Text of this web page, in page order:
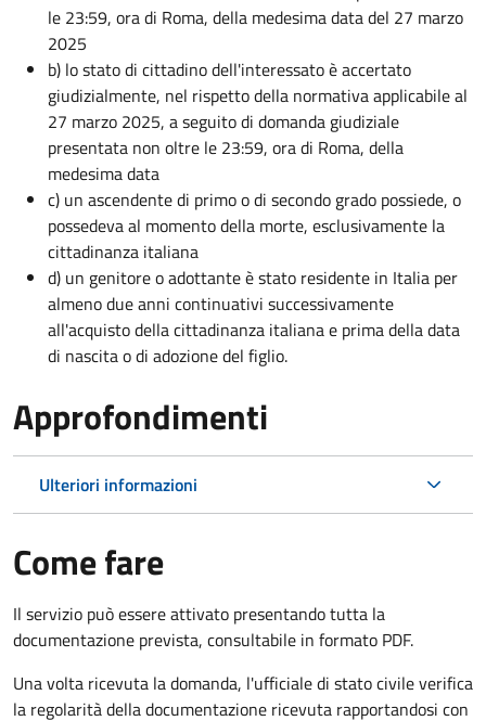
le 23:59, ora di Roma, della medesima data del 27 marzo
2025
b) lo stato di cittadino dell'interessato è accertato
giudizialmente, nel rispetto della normativa applicabile al
27 marzo 2025, a seguito di domanda giudiziale
presentata non oltre le 23:59, ora di Roma, della
medesima data
c) un ascendente di primo o di secondo grado possiede, o
possedeva al momento della morte, esclusivamente la
cittadinanza italiana
d) un genitore o adottante è stato residente in Italia per
almeno due anni continuativi successivamente
all'acquisto della cittadinanza italiana e prima della data
di nascita o di adozione del figlio.
Approfondimenti
Ulteriori informazioni
Come fare
Il servizio può essere attivato presentando tutta la
documentazione prevista, consultabile in formato PDF.
Una volta ricevuta la domanda, l'ufficiale di stato civile verifica
la regolarità della documentazione ricevuta rapportandosi con